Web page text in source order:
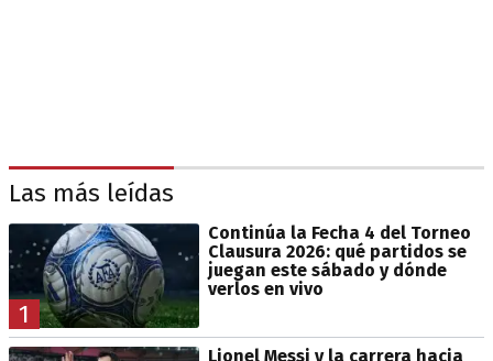
Las más leídas
1
Continúa la Fecha 4 del Torneo
Clausura 2026: qué partidos se
juegan este sábado y dónde
verlos en vivo
Lionel Messi y la carrera hacia